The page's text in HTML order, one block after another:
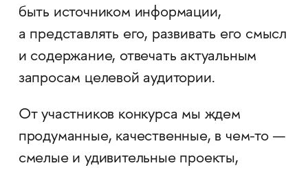
быть источником информации,
а представлять его, развивать его смысл
и содержание, отвечать актуальным
запросам целевой аудитории.
От участников конкурса мы ждем
продуманные, качественные, в чем-то —
смелые и удивительные проекты,